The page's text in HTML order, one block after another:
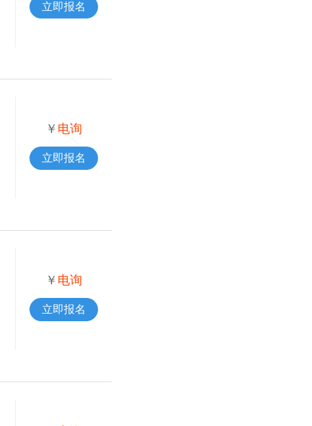
立即报名
￥ 电询
立即报名
￥ 电询
立即报名